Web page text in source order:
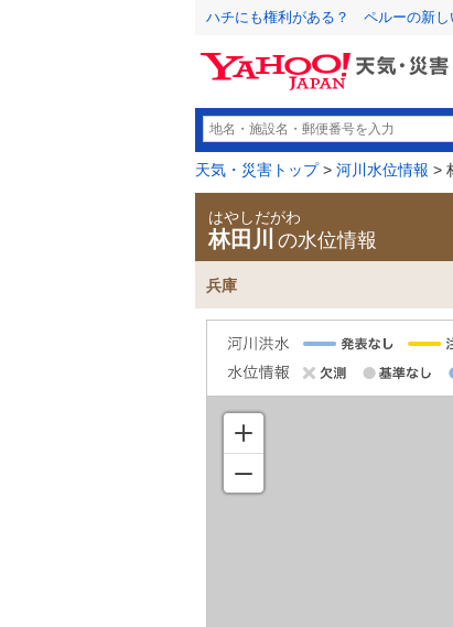
ハチにも権利がある？ ペルーの新し
天気・災害トップ> 河川水位情報 >
はやしだがわ
林田川 の水位情報
兵庫